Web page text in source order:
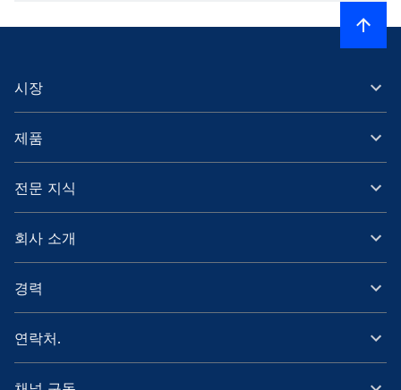
시장
제품
전문 지식
회사 소개
경력
연락처.